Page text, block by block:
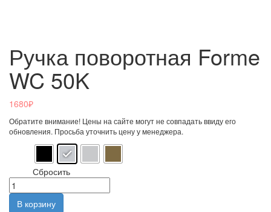
Ручка поворотная Forme
WC 50K
1680₽
Обратите внимание! Цены на сайте могут не совпадать ввиду его
обновления. Просьба уточнить цену у менеджера.
Сбросить
В корзину